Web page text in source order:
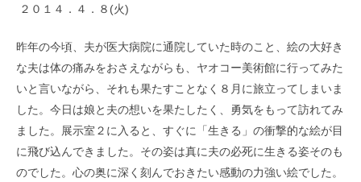
２０１４．４．８(火)
昨年の今頃、夫が医大病院に通院していた時のこと、絵の大好き
な夫は体の痛みをおさえながらも、ヤオコー美術館に行ってみた
いと言いながら、それも果たすことなく８月に旅立ってしまいま
した。今日は娘と夫の想いを果たしたく、勇気をもって訪れてみ
ました。展示室２に入ると、すぐに「生きる」の衝撃的な絵が目
に飛び込んできました。その姿は真に夫の必死に生きる姿そのも
のでした。心の奥に深く刻んでおきたい感動の力強い絵でした。